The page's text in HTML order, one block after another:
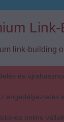
link-building
és
engedélyeztetés
online